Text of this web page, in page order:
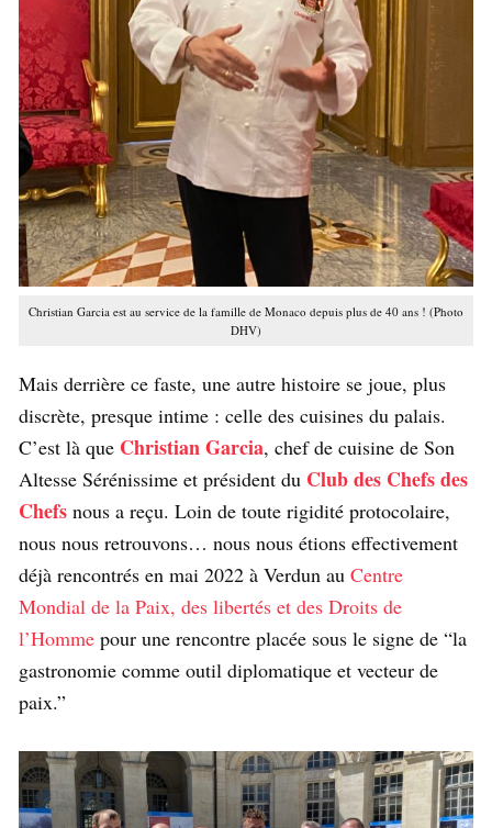
Christian Garcia est au service de la famille de Monaco depuis plus de 40 ans ! (Photo
DHV)
Mais derrière ce faste, une autre histoire se joue, plus
discrète, presque intime : celle des cuisines du palais.
C’est là que Christian Garcia, chef de cuisine de Son
Altesse Sérénissime et président du Club des Chefs des
Chefs nous a reçu. Loin de toute rigidité protocolaire,
nous nous retrouvons… nous nous étions effectivement
déjà rencontrés en mai 2022 à Verdun au Centre
Mondial de la Paix, des libertés et des Droits de
l’Homme pour une rencontre placée sous le signe de “la
gastronomie comme outil diplomatique et vecteur de
paix.”